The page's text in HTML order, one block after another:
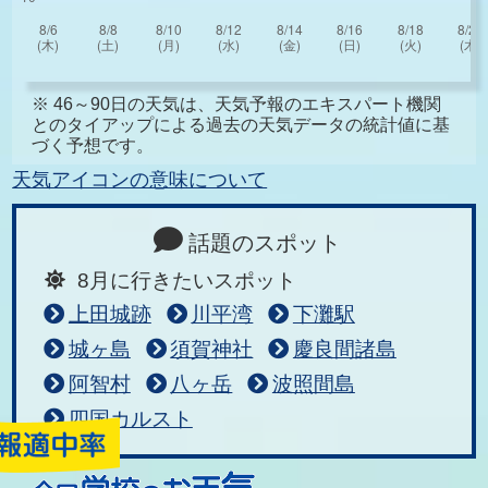
※ 46～90日の天気は、天気予報のエキスパート機関
とのタイアップによる過去の天気データの統計値に基
づく予想です。
天気アイコンの意味について
話題のスポット
8月に行きたいスポット
上田城跡
川平湾
下灘駅
城ヶ島
須賀神社
慶良間諸島
阿智村
八ヶ岳
波照間島
四国カルスト